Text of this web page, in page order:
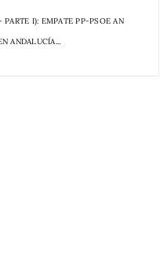
I): EMPATE PP-PSOE AN
ANDALUCÍA...